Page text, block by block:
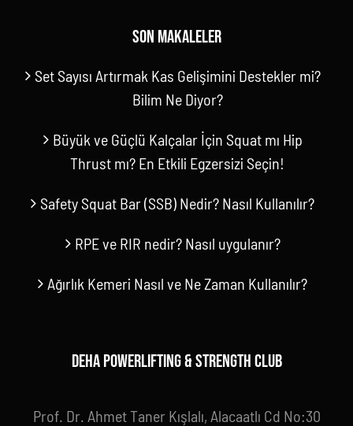
SON MAKALELER
Set Sayısı Artırmak Kas Gelişimini Destekler mi?
Bilim Ne Diyor?
Büyük ve Güçlü Kalçalar İçin Squat mı Hip
Thrust mı? En Etkili Egzersizi Seçin!
Safety Squat Bar (SSB) Nedir? Nasıl Kullanılır?
RPE ve RIR nedir? Nasıl uygulanır?
Ağırlık Kemeri Nasıl ve Ne Zaman Kullanılır?
DEHA POWERLIFTING & STRENGTH CLUB
Prof. Dr. Ahmet Taner Kışlalı, Alacaatlı Cd No:30